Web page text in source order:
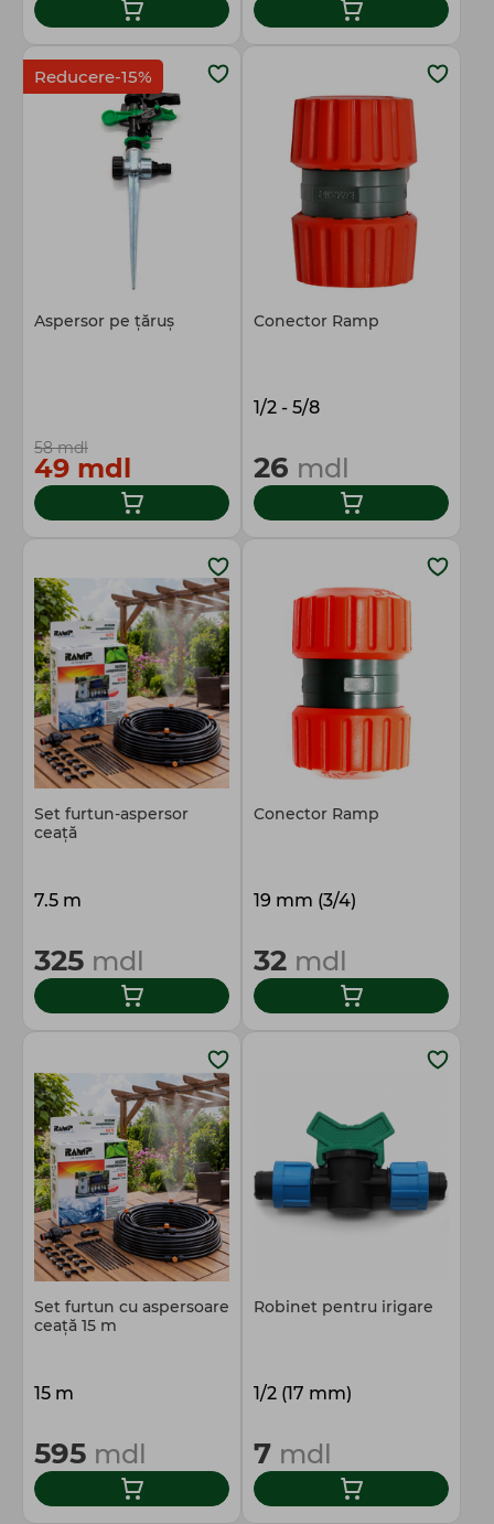
Reducere-15%
Aspersor pe țăruș
58 mdl
49 mdl
Conector Ramp
1/2 - 5/8
26 mdl
Set furtun-aspersor
ceaţă
7.5 m
325 mdl
Conector Ramp
19 mm (3/4)
32 mdl
Set furtun cu aspersoare
ceață 15 m
15 m
595 mdl
Robinet pentru irigare
1/2 (17 mm)
7 mdl